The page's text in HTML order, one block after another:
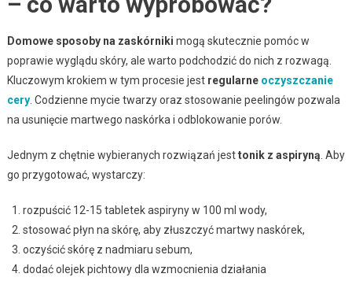
Domowe sposoby na zaskórniki mogą skutecznie pomóc w
poprawie wyglądu skóry, ale warto podchodzić do nich z rozwagą.
Kluczowym krokiem w tym procesie jest regularne oczyszczanie
cery. Codzienne mycie twarzy oraz stosowanie peelingów pozwala
na usunięcie martwego naskórka i odblokowanie porów.
Jednym z chętnie wybieranych rozwiązań jesttonik z aspiryną . Aby
go przygotować, wystarczy:
rozpuścić 12-15 tabletek aspiryny w 100 ml wody,
stosować płyn na skórę, aby złuszczyć martwy naskórek,
oczyścić skórę z nadmiaru sebum,
dodać olejek pichtowy dla wzmocnienia działania